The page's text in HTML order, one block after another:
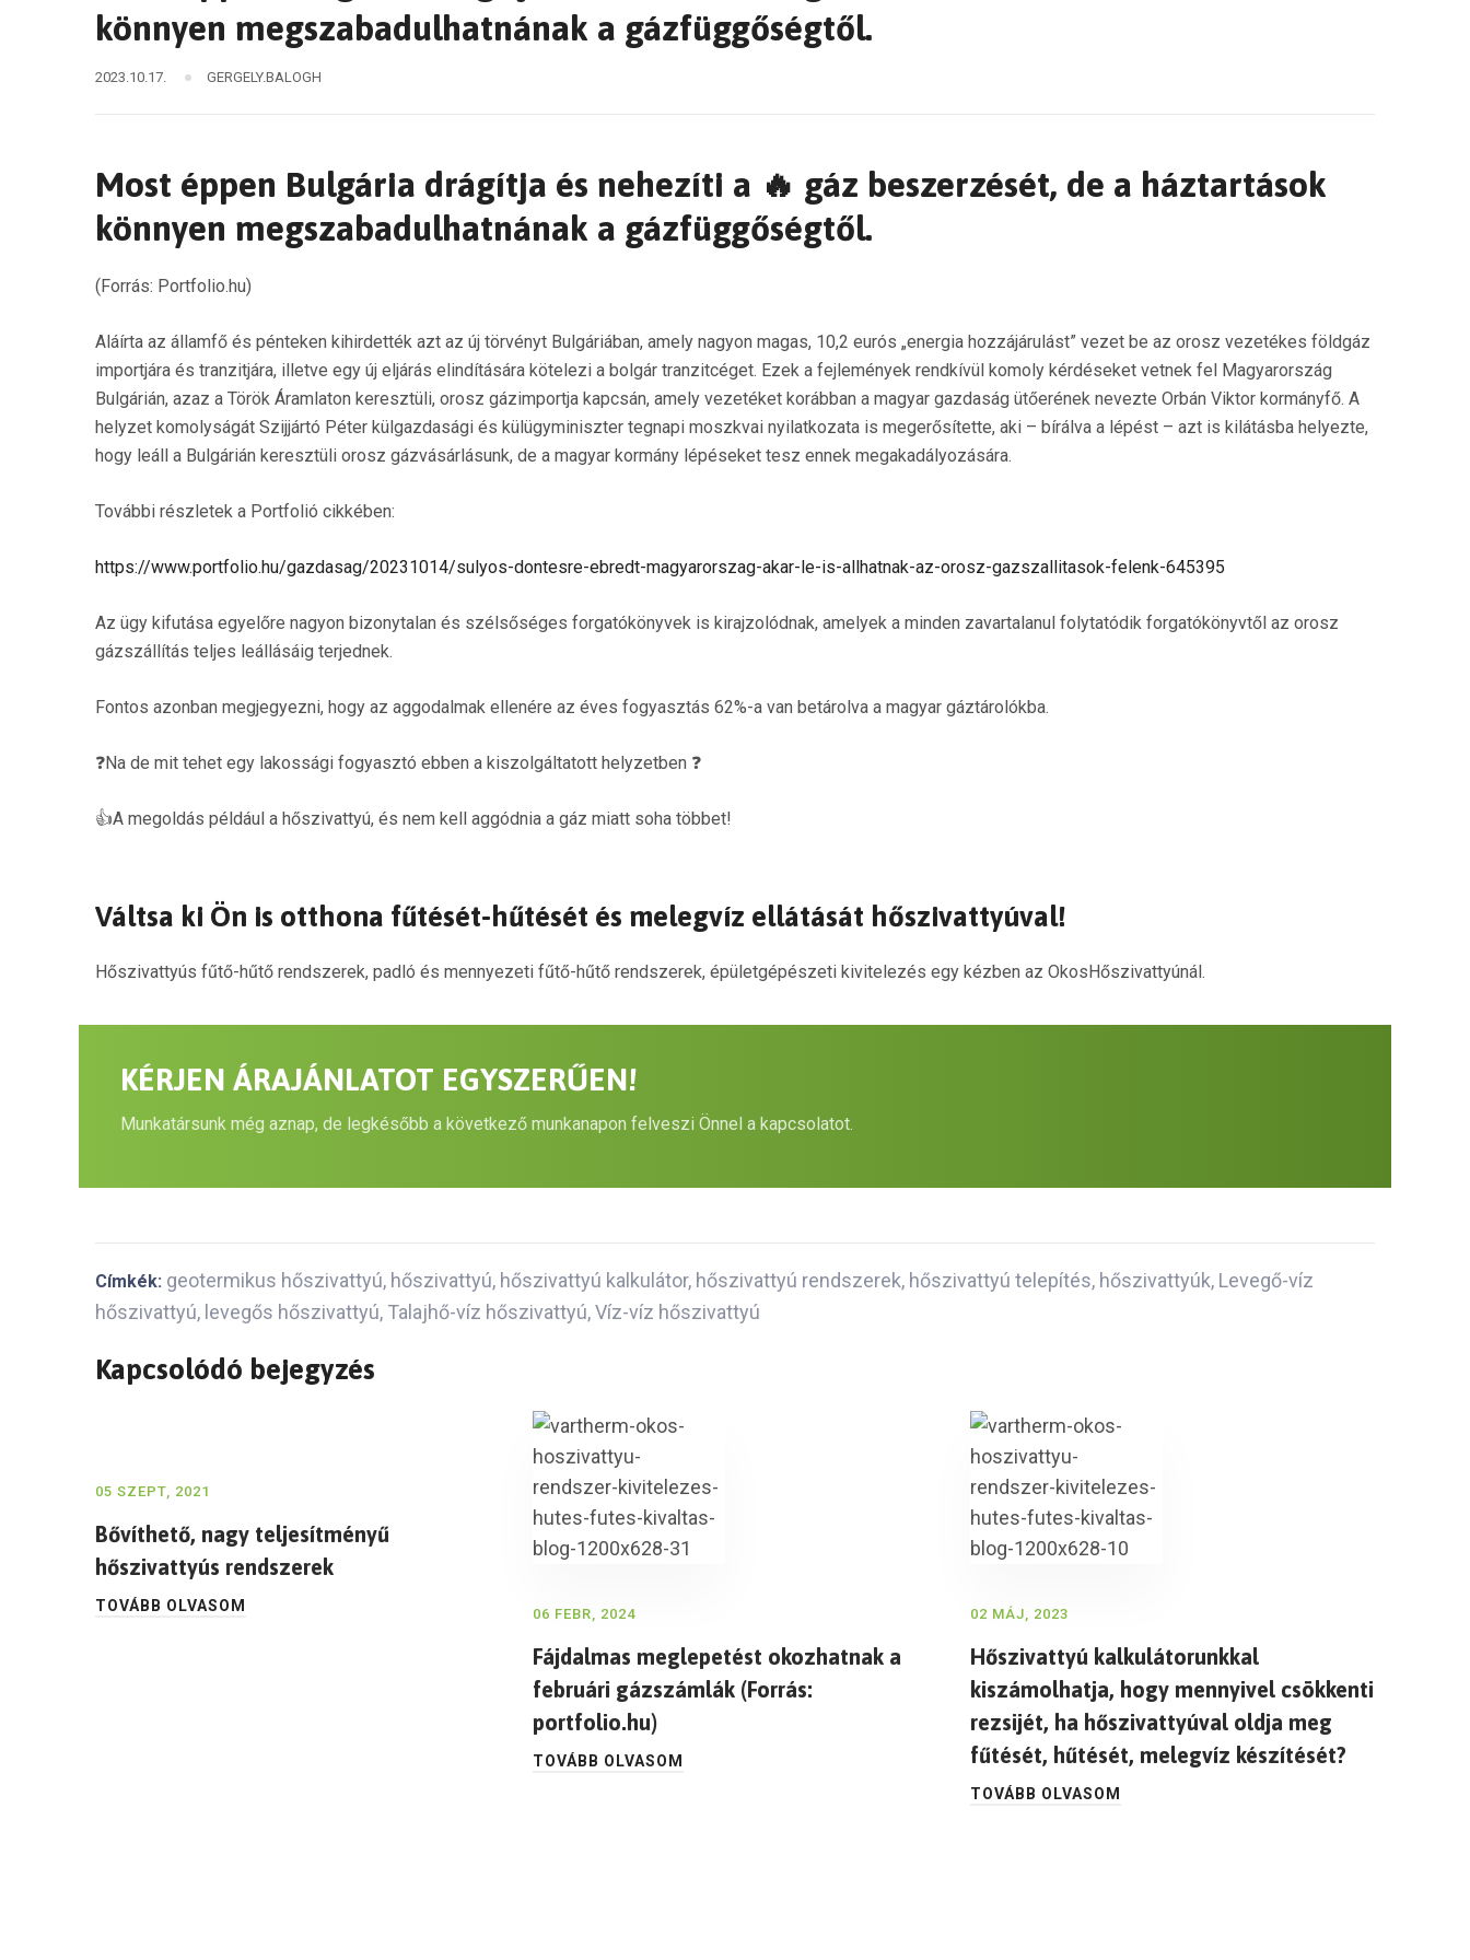
könnyen megszabadulhatnának a gázfüggőségtől.
2023.10.17. GERGELY.BALOGH
Most éppen Bulgária drágítja és nehezíti a 🔥 gáz beszerzését, de a háztartások
könnyen megszabadulhatnának a gázfüggőségtől.
(Forrás: Portfolio.hu)
Aláírta az államfő és pénteken kihirdették azt az új törvényt Bulgáriában, amely nagyon magas, 10,2 eurós „energia hozzájárulást” vezet be az orosz vezetékes földgáz
importjára és tranzitjára, illetve egy új eljárás elindítására kötelezi a bolgár tranzitcéget. Ezek a fejlemények rendkívül komoly kérdéseket vetnek fel Magyarország
Bulgárián, azaz a Török Áramlaton keresztüli, orosz gázimportja kapcsán, amely vezetéket korábban a magyar gazdaság ütőerének nevezte Orbán Viktor kormányfő. A
helyzet komolyságát Szijjártó Péter külgazdasági és külügyminiszter tegnapi moszkvai nyilatkozata is megerősítette, aki – bírálva a lépést – azt is kilátásba helyezte,
hogy leáll a Bulgárián keresztüli orosz gázvásárlásunk, de a magyar kormány lépéseket tesz ennek megakadályozására.
További részletek a Portfolió cikkében:
https://www.portfolio.hu/gazdasag/20231014/sulyos-dontesre-ebredt-magyarorszag-akar-le-is-allhatnak-az-orosz-gazszallitasok-felenk-645395
Az ügy kifutása egyelőre nagyon bizonytalan és szélsőséges forgatókönyvek is kirajzolódnak, amelyek a minden zavartalanul folytatódik forgatókönyvtől az orosz
gázszállítás teljes leállásáig terjednek.
Fontos azonban megjegyezni, hogy az aggodalmak ellenére az éves fogyasztás 62%-a van betárolva a magyar gáztárolókba.
❓Na de mit tehet egy lakossági fogyasztó ebben a kiszolgáltatott helyzetben ❓
👍A megoldás például a hőszivattyú, és nem kell aggódnia a gáz miatt soha többet!
Váltsa ki Ön is otthona fűtését-hűtését és melegvíz ellátását hőszivattyúval!
Hőszivattyús fűtő-hűtő rendszerek, padló és mennyezeti fűtő-hűtő rendszerek, épületgépészeti kivitelezés egy kézben az OkosHőszivattyúnál.
KÉRJEN ÁRAJÁNLATOT EGYSZERŰEN!
Munkatársunk még aznap, de legkésőbb a következő munkanapon felveszi Önnel a kapcsolatot.
Címkék: geotermikus hőszivattyú, hőszivattyú, hőszivattyú kalkulátor, hőszivattyú rendszerek, hőszivattyú telepítés, hőszivattyúk, Levegő-víz
hőszivattyú, levegős hőszivattyú, Talajhő-víz hőszivattyú,Víz-víz hőszivattyú
Kapcsolódó bejegyzés
05 SZEPT, 2021
Bővíthető, nagy teljesítményű
hőszivattyús rendszerek
TOVÁBB OLVASOM 06 FEBR, 2024
Fájdalmas meglepetést okozhatnak a
februári gázszámlák (Forrás:
portfolio.hu)
TOVÁBB OLVASOM
02 MÁJ, 2023
Hőszivattyú kalkulátorunkkal
kiszámolhatja, hogy mennyivel csökkenti
rezsijét, ha hőszivattyúval oldja meg
fűtését, hűtését, melegvíz készítését?
TOVÁBB OLVASOM